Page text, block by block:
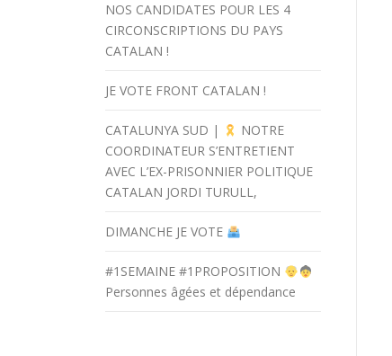
NOS CANDIDATES POUR LES 4
CIRCONSCRIPTIONS DU PAYS
CATALAN !
JE VOTE FRONT CATALAN !
CATALUNYA SUD |
NOTRE
COORDINATEUR S’ENTRETIENT
AVEC L’EX-PRISONNIER POLITIQUE
CATALAN JORDI TURULL,
DIMANCHE JE VOTE
#1SEMAINE #1PROPOSITION
Personnes âgées et dépendance